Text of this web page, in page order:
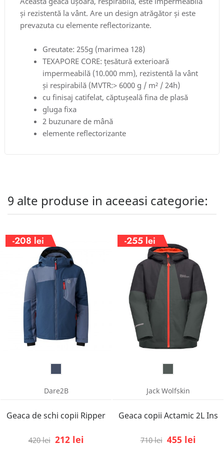
și rezistentă la vânt. Are un design atrăgător și este
prevazuta cu elemente reflectorizante.
Greutate: 255g (marimea 128)
TEXAPORE CORE: țesătură exterioară
impermeabilă (10.000 mm), rezistentă la vânt
și respirabilă (MVTR:> 6000 g / m² / 24h)
cu finisaj catifelat, căptușeală fina de plasă
gluga fixa
2 buzunare de mână
elemente reflectorizante
9 alte produse in aceeasi categorie:
-208 lei
Dare2B
Geaca de schi copii Ripper
420 lei 212 lei
-255 lei
Jack Wolfskin
Geaca copii Actamic 2L Ins
710 lei 455 lei